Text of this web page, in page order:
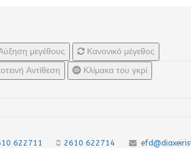
μεγέθους
Κανονικό μέγεθος
Αντίθεση
Κλίμακα του γκρί
622711 2610 622714